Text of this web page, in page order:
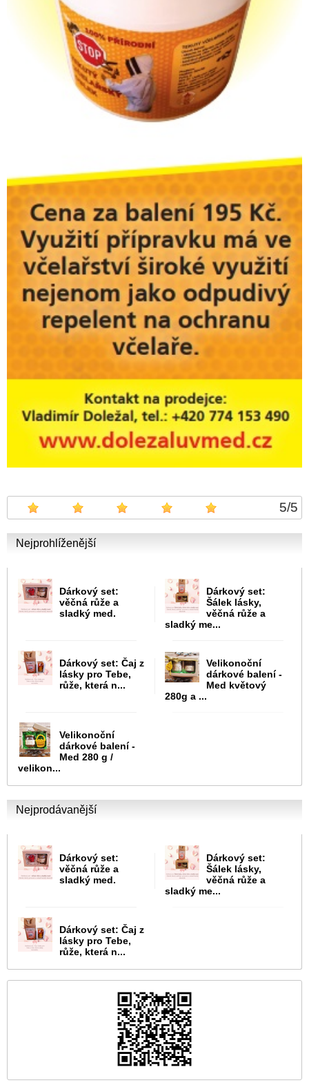
5/5
Nejprohlíženější
Dárkový set:
věčná růže a
sladký med.
Dárkový set:
Šálek lásky,
věčná růže a
sladký me...
Dárkový set: Čaj z
lásky pro Tebe,
růže, která n...
Velikonoční
dárkové balení -
Med květový
280g a ...
Velikonoční
dárkové balení -
Med 280 g /
velikon...
Nejprodávanější
Dárkový set:
věčná růže a
sladký med.
Dárkový set:
Šálek lásky,
věčná růže a
sladký me...
Dárkový set: Čaj z
lásky pro Tebe,
růže, která n...